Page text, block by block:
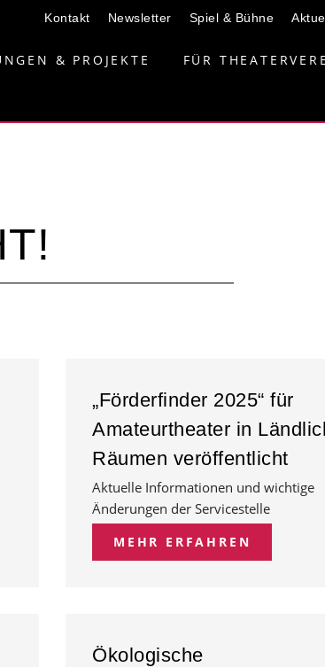
Kontakt Newsletter Spiel & Bühne
& PROJEKTE FÜR
„Förderfinder 2025“ für
Amateurtheater in
Räumen veröffentlicht
Aktuelle Informationen und wichtige
Änderungen der Servicestelle
MEHR ERFAHREN
Ökologische